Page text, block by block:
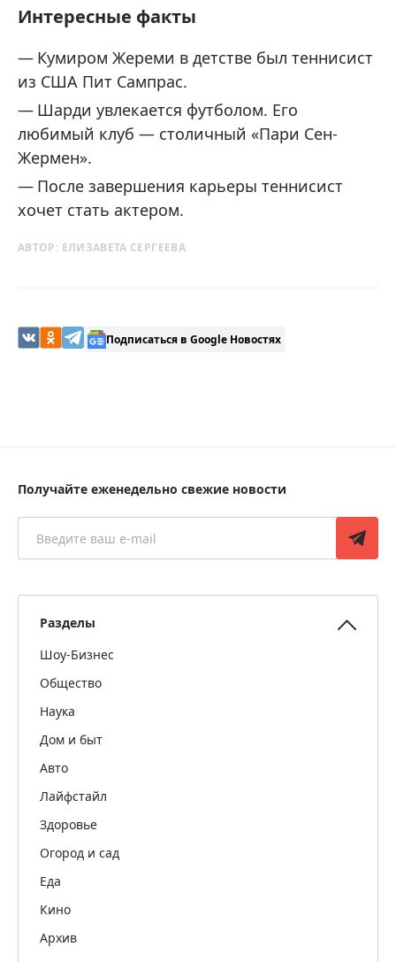
Интересные факты
Кумиром Жереми в детстве был теннисист
из США Пит Сампрас.
Шарди увлекается футболом. Его
любимый клуб — столичный «Пари Сен-
Жермен».
После завершения карьеры теннисист
хочет стать актером.
АВТОР: ЕЛИЗАВЕТА СЕРГЕЕВА
Подписаться в Google Новостях
Получайте еженедельно свежие новости
Разделы
Шоу-Бизнес
Общество
Наука
Дом и быт
Авто
Лайфстайл
Здоровье
Огород и сад
Еда
Кино
Архив